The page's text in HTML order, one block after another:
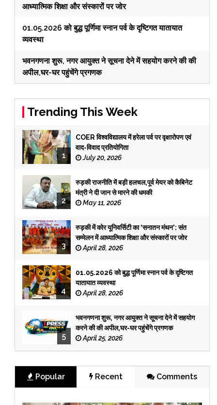
आध्यात्मिक शिक्षा और संस्कारों पर जोर
01.05.2026 को बुद्ध पूर्णिमा स्नान पर्व के दृष्टिगत यातायात
व्यवस्था
भवनगणना शुरू, नगर आयुक्त ने सूचना देने में सहयोग करने की की
अपील,घर-घर पहुंचेंगे प्रगणक
Trending This Week
1
COER विश्वविद्यालय में हरेला पर्व पर वृक्षारोपण एवं
वाद-विवाद प्रतियोगिता
July 20, 2026
2
रुड़की राजनीति में बड़ी हलचल,पूर्व मेयर को कैबिनेट
मंत्री ने दी जान से मारने की धमकी
May 11, 2026
3
रुड़की में कोर यूनिवर्सिटी का ‘सनातन मंथन’: संत
सम्मेलन में आध्यात्मिक शिक्षा और संस्कारों पर जोर
April 28, 2026
4
01.05.2026 को बुद्ध पूर्णिमा स्नान पर्व के दृष्टिगत
यातायात व्यवस्था
April 28, 2026
5
भवनगणना शुरू, नगर आयुक्त ने सूचना देने में सहयोग
करने की की अपील,घर-घर पहुंचेंगे प्रगणक
April 25, 2026
Popular Recent Comments